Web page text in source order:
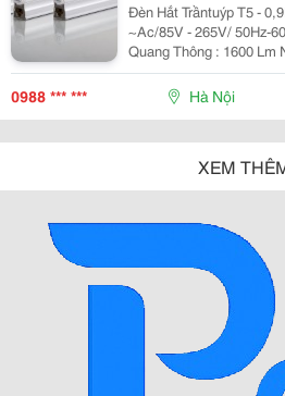
Đèn Hắt Trầntuýp T5 - 0,9M Công Suất : 18W Điện
~Ac/85V - 265V/ 50Hz-60Hz Kích Thước :
Quang Thông : 1600 Lm Nhiệt Độ Màu :
6500K(Trắng)/3200K(Vàng) Máng Đèn : Tích
Vật Liệu: Hợp Kim
0988 *** *** Hà Nội
XEM